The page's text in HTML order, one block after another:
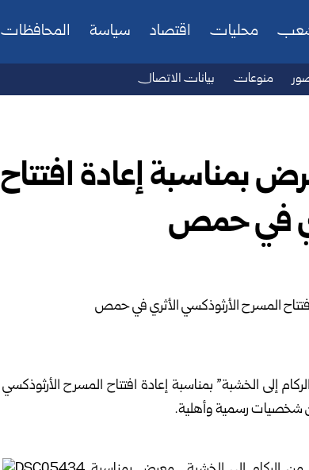
محليات اقتصاد سياسة المحافظات
منوعات بيانات الاتصال
بمناسبة إعادة افتتاح
في حمص
إلى الخشبة” بمناسبة إعادة افتتاح المسرح الأرثوذكسي
شخصيات رسمية وأهلية.